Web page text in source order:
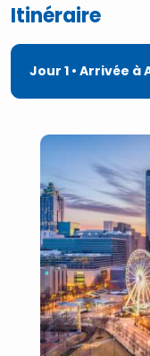
Itinéraire
Jour 1 • Arrivée à